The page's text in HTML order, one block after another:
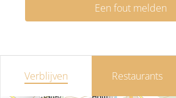
Een fout melden
Verblijven Restaurants